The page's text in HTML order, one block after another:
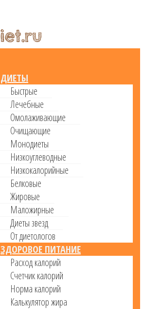
ДИЕТЫ
Быстрые
Лечебные
Омолаживающие
Очищающие
Монодиеты
Низкоуглеводные
Низкокалорийные
Белковые
Жировые
Маложирные
Диеты звезд
От диетологов
ЗДОРОВОЕ ПИТАНИЕ
Расход калорий
Cчетчик калорий
Норма калорий
Калькулятор жира